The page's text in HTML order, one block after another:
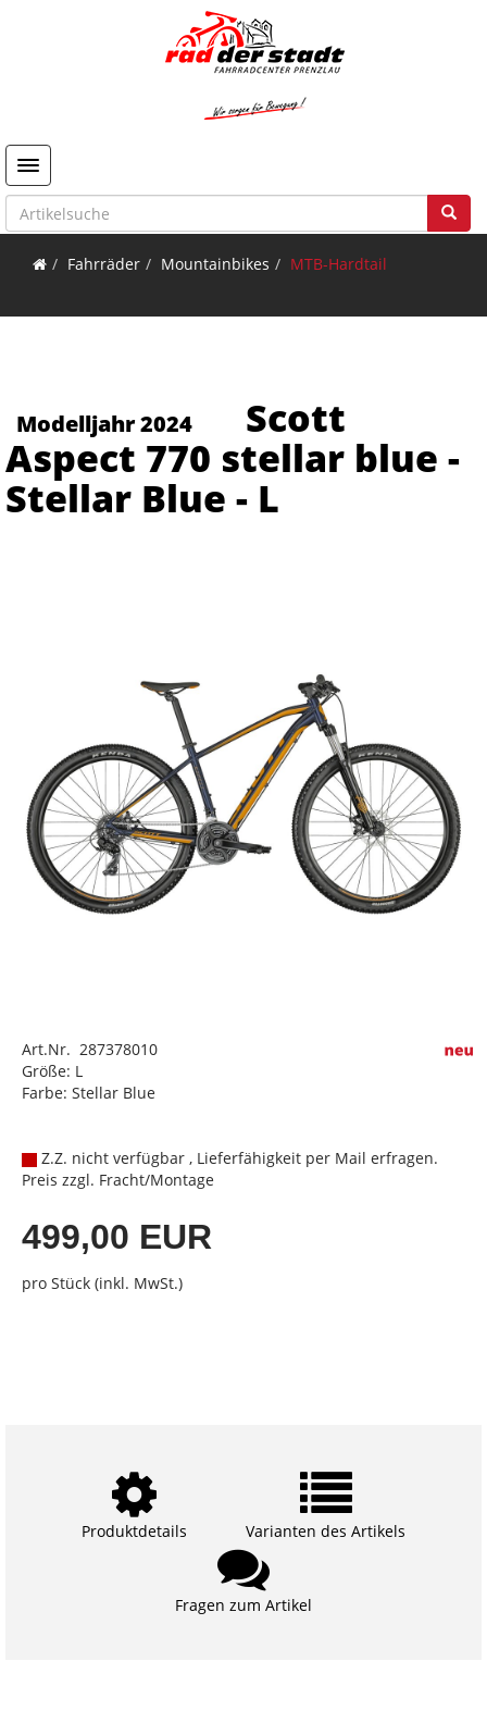
Toggle navigation
Fahrräder Mountainbikes MTB-Hardtail
Modelljahr 2024
Scott
Aspect 770 stellar blue -
Stellar Blue - L
Art.Nr. 287378010
Größe: L
Farbe: Stellar Blue
Z.Z. nicht verfügbar , Lieferfähigkeit per Mail erfragen.
Preis zzgl. Fracht/Montage
499,00 EUR
pro Stück (inkl. MwSt.)
Produktdetails Varianten des Artikels
Fragen zum Artikel